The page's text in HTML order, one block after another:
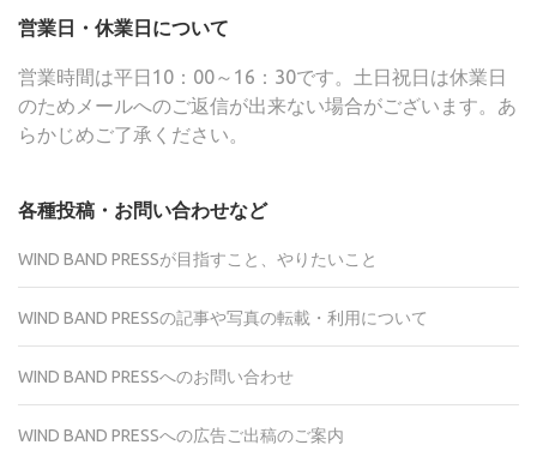
営業日・休業日について
営業時間は平日10：00～16：30です。土日祝日は休業日
のためメールへのご返信が出来ない場合がございます。あ
らかじめご了承ください。
各種投稿・お問い合わせなど
WIND BAND PRESSが目指すこと、やりたいこと
WIND BAND PRESSの記事や写真の転載・利用について
WIND BAND PRESSへのお問い合わせ
WIND BAND PRESSへの広告ご出稿のご案内